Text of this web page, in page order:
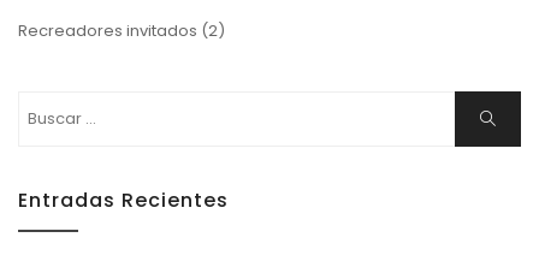
Recreadores invitados (2)
Buscar: Buscar
Entradas Recientes